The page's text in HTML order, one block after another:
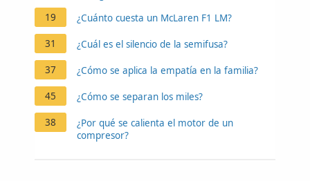
19
¿Cuánto cuesta un McLaren F1 LM?
31 ¿Cuál es el silencio de la semifusa?
37 ¿Cómo se aplica la empatía en la familia?
45 ¿Cómo se separan los miles?
38
¿Por qué se calienta el motor de un
compresor?